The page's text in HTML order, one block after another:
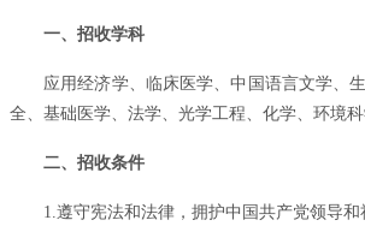
一、招收学科
应用经济学、临床医学、中国语言文学、
全、基础医学、法学、光学工程、化学、环境
二、招收条件
1.遵守宪法和法律，拥护中国共产党领导